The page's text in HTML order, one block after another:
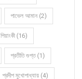
পাভেল আমান (2)
পিয়াংকী (16)
প্রতীতি গুপ্ত (1)
প্রদীপ মুখোপাধ্যায় (4)